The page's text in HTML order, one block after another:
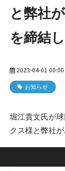
パートナー企業
料金体系•内容
と弊社
を締結
2023-04-01 00:00
お知らせ
堀江貴文氏が
クス様と弊社